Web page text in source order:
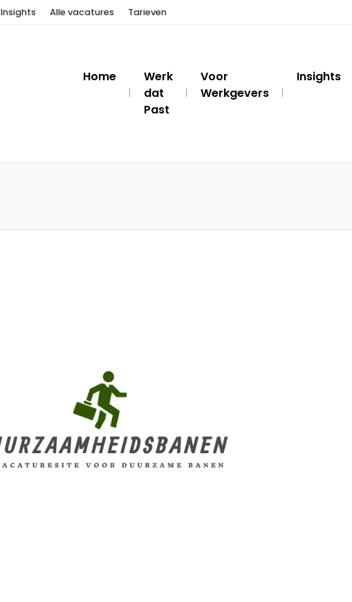
Insights Alle vacatures Tarieven
Home
Werk
dat
Past
Voor
Werkgevers
Insights